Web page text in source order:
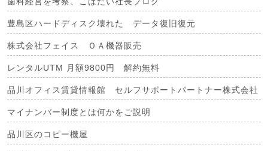
豊島区ハードディスク壊れた データ復旧復元
株式会社フェイス ＯＡ機器販売
レンタルUTM 月額9800円 解約無料
品川オフィス賃貸情報館 セルフサポートパートナー株式会社
マイナンバー制度とは何かをご説明
品川区のコピー機屋